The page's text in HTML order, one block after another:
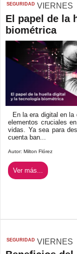
SEGURIDAD VIERNES
El papel de la
biométrica
En la era digital en la
elementos cruciales
vidas. Ya sea para
cuenta ban...
Autor: Milton Flórez
Ver más...
SEGURIDAD VIERNES